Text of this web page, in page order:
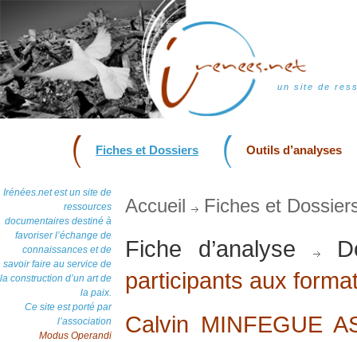
un site de
Fiches et Dossiers Outils d’analyses
Irénées.net est un site de
ressources
documentaires destiné à
favoriser l’échange de
connaissances et de
savoir faire au service de
la construction d’un art de
la paix.
Ce site est porté par
l’association
Modus Operandi
Accueil Fiches et
Fiche d’analyse
participants aux
Calvin MINFEGUE